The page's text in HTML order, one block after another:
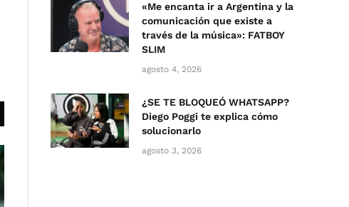
«Me encanta ir a Argentina y la
comunicación que existe a
través de la música»: FATBOY
SLIM
agosto 4, 2026
¿SE TE BLOQUEÓ WHATSAPP?
Diego Poggi te explica cómo
solucionarlo
agosto 3, 2026